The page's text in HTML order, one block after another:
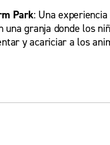
Park: Una experiencia
una granja donde los
y acariciar a los